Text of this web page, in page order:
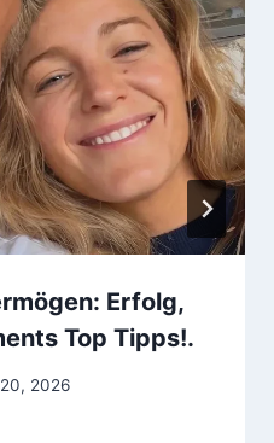
Erfolg,
Top Tipps!.
2026